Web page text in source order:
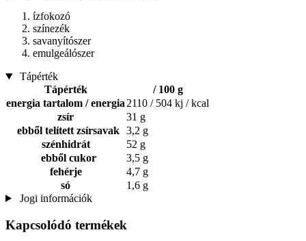
ízfokozó
színezék
savanyítószer
emulgeálószer
Tápérték
Tápérték
/ 100 g
energia tartalom / energia 2110 / 504 kj / kcal
zsír
31 g
ebből telített zsírsavak 3,2 g
szénhidrát
52 g
ebből cukor
3,5 g
fehérje
4,7 g
só
1,6 g
Jogi információk
Kapcsolódó termékek